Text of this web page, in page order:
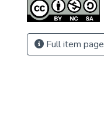
Full item page